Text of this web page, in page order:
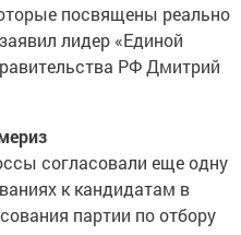
посвящены реально
лидер «Единой
РФ Дмитрий
согласовали еще одну
к кандидатам в
партии по отбору